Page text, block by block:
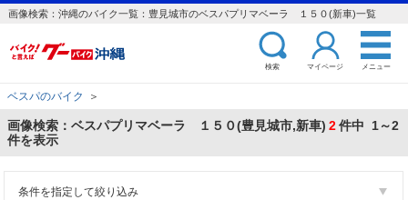
画像検索：沖縄のバイク一覧：豊見城市のベスパプリマベーラ １５０(新車)一覧
検索 マイページ メニュー
ベスパのバイク ＞
画像検索：ベスパプリマベーラ １５０(豊見城市,新車) 2件中 1～2
件を表示
条件を指定して絞り込み